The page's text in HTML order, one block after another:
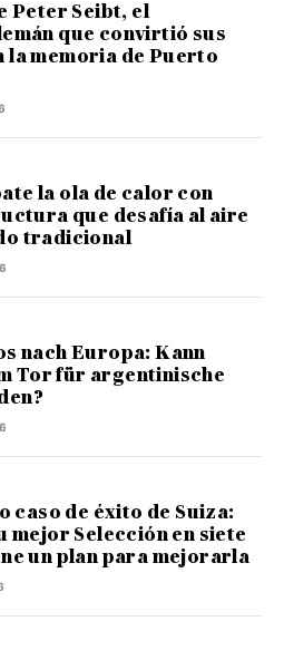
Peter Seibt, el
que convirtió sus
la memoria de Puerto
la ola de calor con
que desafía al aire
tradicional
nach Europa: Kann
Tor für argentinische
caso de éxito de Suiza:
mejor Selección en siete
un plan para mejorarla